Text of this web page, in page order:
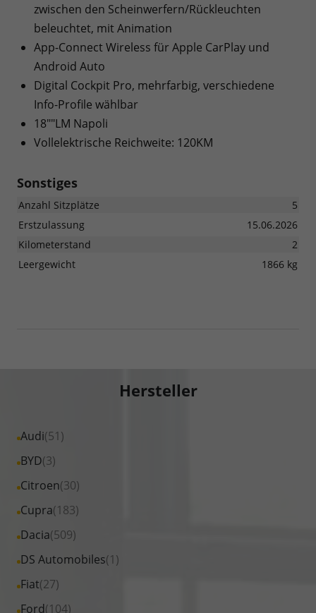
zwischen den Scheinwerfern/Rückleuchten
beleuchtet, mit Animation
App-Connect Wireless für Apple CarPlay und
Android Auto
Digital Cockpit Pro, mehrfarbig, verschiedene
Info-Profile wählbar
18""LM Napoli
Vollelektrische Reichweite: 120KM
Sonstiges
Anzahl Sitzplätze
5
Erstzulassung
15.06.2026
Kilometerstand
2
Leergewicht
1866 kg
Hersteller
Audi(51)
Alle
Fahrzeuge
Audi
anzeigen
BYD(3)
Alle
Fahrzeuge
BYD
anzeigen
Citroen(30)
Alle
Fahrzeuge
Citroen
anzeigen
Cupra(183)
Alle
Fahrzeuge
Cupra
anzeigen
Dacia(509)
Alle
Fahrzeuge
Dacia
DS Automobiles(1)
Alle
Fahrzeuge
Fiat(27)
Alle
Fahrzeuge
Ford(104)
Alle